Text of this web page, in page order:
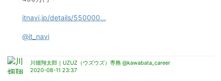
itnavi.jp/details/550000…
@it_navi
川畑翔太郎｜UZUZ（ウズウズ）専務 @kawabata_career
2020-08-11 23:37